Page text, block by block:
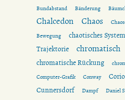
Bundabstand Bänderung
Chalcedon Chaos
Bewegung
chaotisches System
Trajektorie
chromatisch
chromatische Rückung
Computer-Grafik
Conway
Cunnersdorf Dampf Daniel